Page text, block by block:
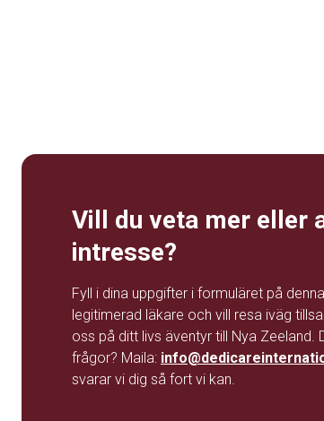
Vill du veta mer eller
intresse?
Fyll i dina uppgifter i formuläret på
legitimerad läkare och vill resa iväg
oss på ditt livs äventyr till Nya Zeeland.
frågor? Maila:
svarar vi dig så fort vi kan.